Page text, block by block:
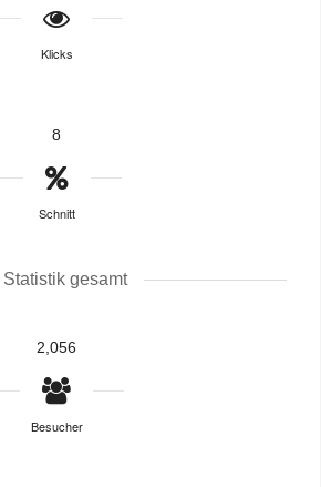
Klicks
8
Schnitt
Statistik gesamt
2,056
Besucher